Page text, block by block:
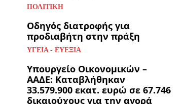
ΠΟΛΙΤΙΚΉ
Οδηγός διατροφής για
προδιαβήτη στην πράξη
ΥΓΕΊΑ - ΕΥΕΞΊΑ
Υπουργείο Οικονομικών –
ΑΑΔΕ: Καταβλήθηκαν
33.579.900 εκατ. ευρώ σε 67.746
δικαιούχους για την αγορά